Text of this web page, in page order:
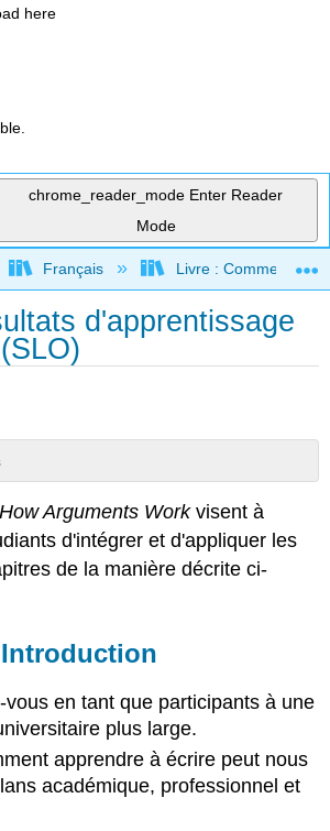
here
chrome_reader_mode Enter Reader
Mode
global hierarchy
Français Livre : Comment
d'apprentissage
How Arguments Workvisent à
d'intégrer et d'appliquer les
de la manière décrite ci-
vous en tant que participants à une
plus large.
apprendre à écrire peut nous
académique, professionnel et